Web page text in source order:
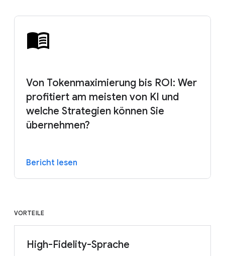
Von Tokenmaximierung bis ROI: Wer
profitiert am meisten von KI und
welche Strategien können Sie
übernehmen?
Bericht lesen
VORTEILE
High-Fidelity-Sprache